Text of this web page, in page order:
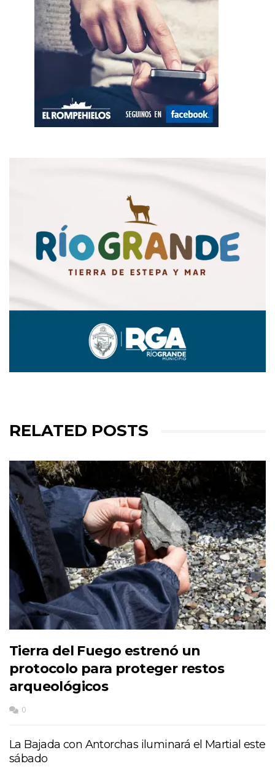
RELATED POSTS
Tierra del Fuego estrenó un
protocolo para proteger restos
arqueológicos
0
La Bajada con Antorchas iluminará el Martial este
sábado